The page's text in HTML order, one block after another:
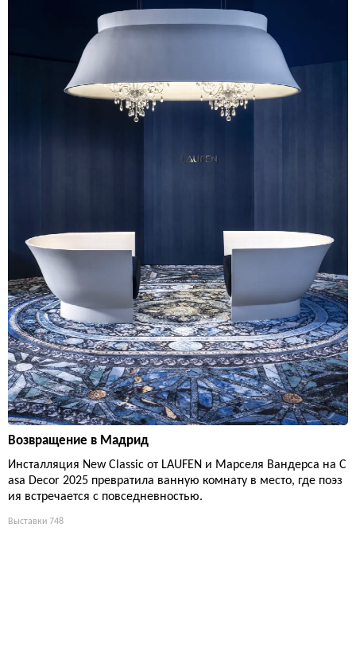
Возвращение в Мадрид
Инсталляция New Classic от LAUFEN и Марселя Вандерса на C
asa Decor 2025 превратила ванную комнату в место, где поэз
ия встречается с повседневностью.
Выставки 748